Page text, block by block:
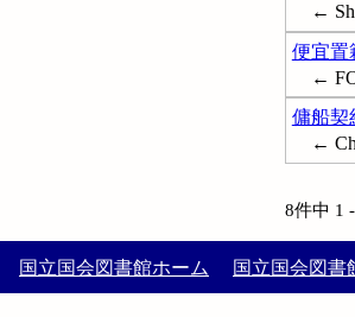
←
便宜置
←
傭船契
←
8件中 1
国立国会図書館ホーム 国立国会図書